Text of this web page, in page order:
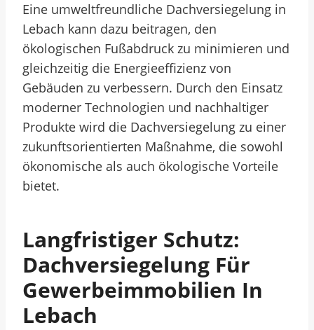
Eine umweltfreundliche Dachversiegelung in
Lebach kann dazu beitragen, den
ökologischen Fußabdruck zu minimieren und
gleichzeitig die Energieeffizienz von
Gebäuden zu verbessern. Durch den Einsatz
moderner Technologien und nachhaltiger
Produkte wird die Dachversiegelung zu einer
zukunftsorientierten Maßnahme, die sowohl
ökonomische als auch ökologische Vorteile
bietet.
Langfristiger Schutz:
Dachversiegelung Für
Gewerbeimmobilien In
Lebach